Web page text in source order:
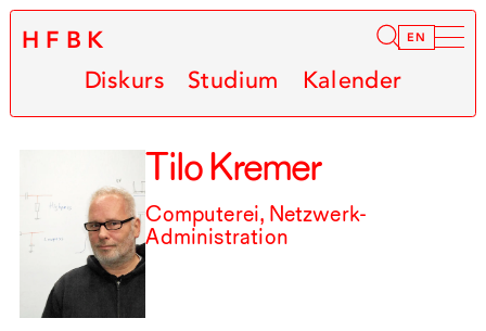
HFBK EN
Diskurs Studium Kalender
Tilo Kremer
Computerei, Netzwerk-
Administration